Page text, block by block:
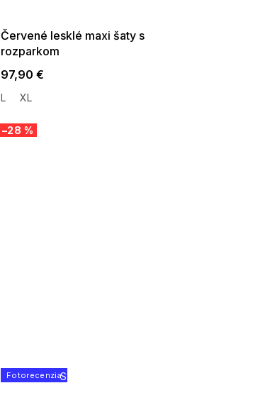
Červené lesklé maxi šaty s
rozparkom
97,90 €
L XL
FotorecenziaSUMMER SALE -35% ?
–28 %